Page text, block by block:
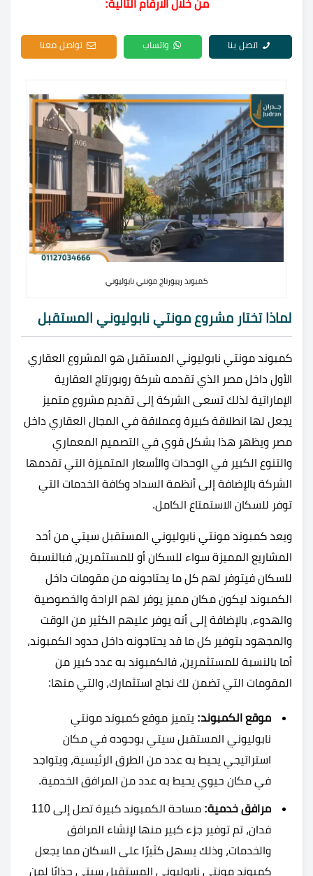
من خلال الارقام التالية:
اتصل بنا واتساب تواصل معنا
كمبوند ريبورتاج مونتي نابوليوني
لماذا تختار مشروع مونتي نابوليوني المستقبل
كمبوند مونتي نابوليوني المستقبل هو المشروع العقاري
الأول داخل مصر الذي تقدمه شركة روبورتاج العقارية
الإماراتية لذلك تسعى الشركة إلى تقديم مشروع متميز
يجعل لها انطلاقة كبيرة وعملاقة في المجال العقاري داخل
مصر ويظهر هذا بشكل قوي في التصميم المعماري
والتنوع الكبير في الوحدات والأسعار المتميزة التي تقدمها
الشركة بالإضافة إلى أنظمة السداد وكافة الخدمات التي
توفر للسكان الاستمتاع الكامل.
ويعد كمبوند مونتي نابوليوني المستقبل سيتي من أحد
المشاريع المميزة سواء للسكان أو للمستثمرين، فبالنسبة
للسكان فيتوفر لهم كل ما يحتاجونه من مقومات داخل
الكمبوند ليكون مكان مميز يوفر لهم الراحة والخصوصية
والهدوء، بالإضافة إلى أنه يوفر عليهم الكثير من الوقت
والمجهود بتوفير كل ما قد يحتاجونه داخل حدود الكمبوند،
أما بالنسبة للمستثمرين، فالكمبوند به عدد كبير من
المقومات التي تضمن لك نجاح استثمارك، والتي منها:
موقع الكمبوند: يتميز موقع كمبوند مونتي
نابوليوني المستقبل سيتي بوجوده في مكان
استراتيجي يحيط به عدد من الطرق الرئيسية، ويتواجد
في مكان حيوي يحيط به عدد من المرافق الخدمية.
مرافق خدمية:
مساحة الكمبوند كبيرة تصل إلى 110
فدان، تم توفير جزء كبير منها لإنشاء المرافق
والخدمات، وذلك يسهل كثيرًا على السكان مما يجعل
كمبوند مونتي نابوليوني المستقبل سيتي جذابًا لمن